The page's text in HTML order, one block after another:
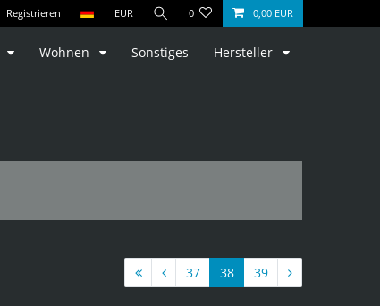
Registrieren EUR 0 0,00 EUR
Wohnen Sonstiges Hersteller
37 38 39